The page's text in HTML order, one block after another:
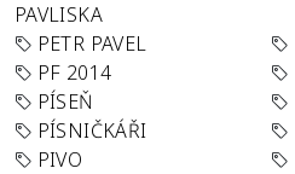
PAVLISKA
PETR PAVEL
PF 2014
PÍSEŇ
PÍSNIČKÁŘI
PIVO